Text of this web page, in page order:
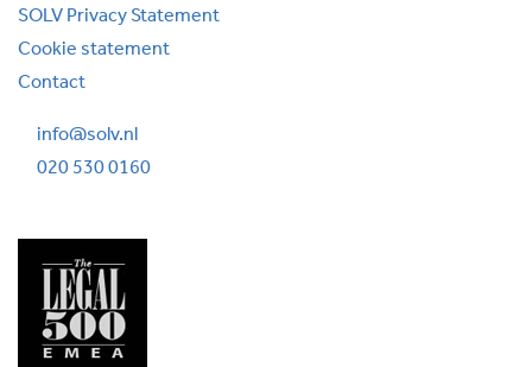
SOLV Privacy Statement
Cookie statement
Contact
info@solv.nl
020 530 0160